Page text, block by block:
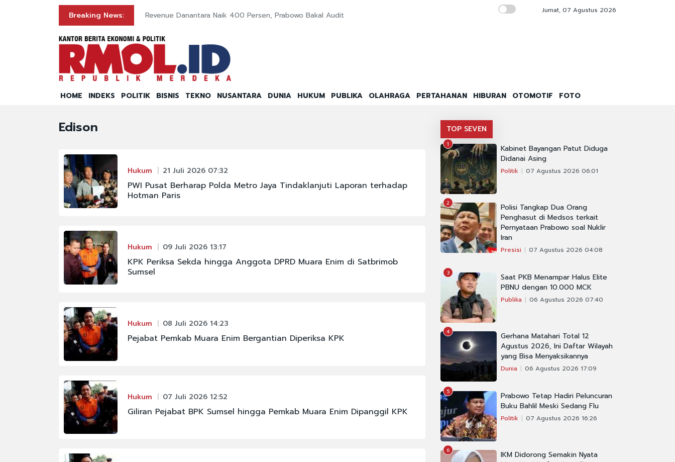
Breaking News: Revenue Danantara Naik 400 Persen, Prabowo Bakal Audit IHSG-Rupiah Kompak Hijau, Sinyal Istana
Jumat, 07 Agustus 2026
HOME INDEKS POLITIK BISNIS TEKNO NUSANTARA DUNIA HUKUM PUBLIKA OLAHRAGA PERTAHANAN HIBURAN OTOMOTIF FOTO
Edison
Hukum 21 Juli 2026 07:32
PWI Pusat Berharap Polda Metro Jaya Tindaklanjuti Laporan terhadap
Hotman Paris
Hukum 09 Juli 2026 13:17
KPK Periksa Sekda hingga Anggota DPRD Muara Enim di Satbrimob
Sumsel
Hukum 08 Juli 2026 14:23
Pejabat Pemkab Muara Enim Bergantian Diperiksa KPK
Hukum 07 Juli 2026 12:52
Giliran Pejabat BPK Sumsel hingga Pemkab Muara Enim Dipanggil KPK
TOP SEVEN
1
Kabinet Bayangan Patut Diduga
Didanai Asing
Politik 07 Agustus 2026 06:01
2
Polisi Tangkap Dua Orang
Penghasut di Medsos terkait
Pernyataan Prabowo soal Nuklir
Iran
Presisi 07 Agustus 2026 04:08
3
Saat PKB Menampar Halus Elite
PBNU dengan 10.000 MCK
Publika 06 Agustus 2026 07:40
4
Gerhana Matahari Total 12
Agustus 2026, Ini Daftar Wilayah
yang Bisa Menyaksikannya
Dunia 06 Agustus 2026 17:09
5
Prabowo Tetap Hadiri Peluncuran
Buku Bahlil Meski Sedang Flu
Politik 07 Agustus 2026 16:26
6
IKM Didorong Semakin Nyata